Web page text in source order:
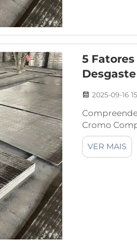
5
2025-09-16
Cromo
de desgaste
substratos
VER MAIS